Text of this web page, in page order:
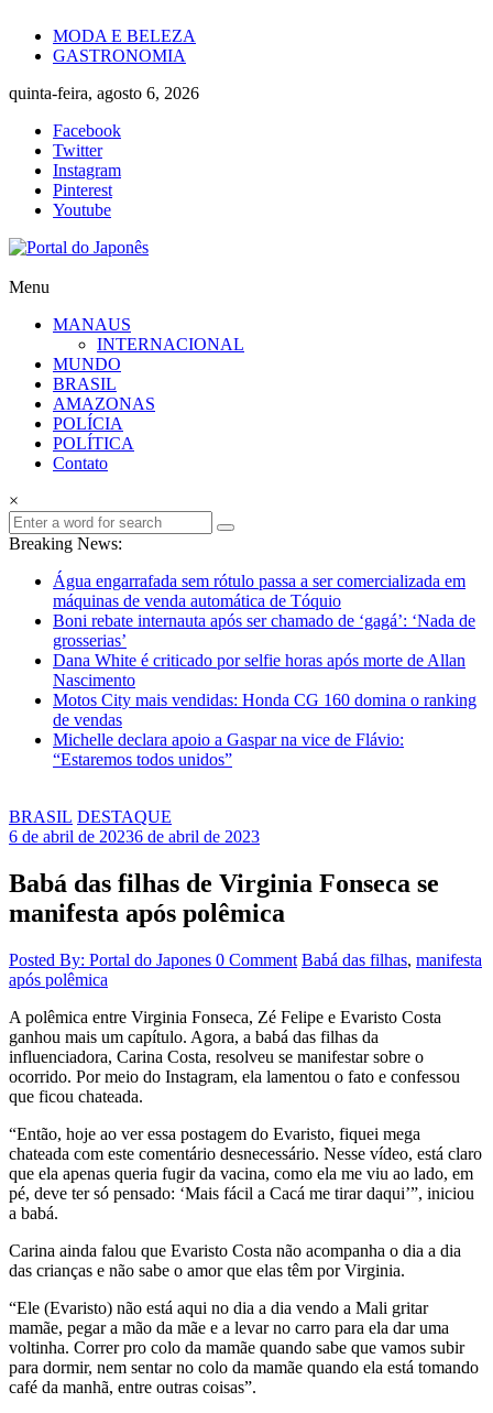
content
MODA E BELEZA
GASTRONOMIA
quinta-feira, agosto 6, 2026
Facebook
Twitter
Instagram
Pinterest
Youtube
Portal
Japonês
Japão
mais
perto
Menu
MANAUS
INTERNACIONAL
MUNDO
BRASIL
AMAZONAS
POLÍCIA
POLÍTICA
Contato
×
Breaking News:
Água engarrafada sem rótulo passa a ser comercializada em
máquinas de venda automática de Tóquio
Boni rebate internauta após ser chamado de ‘gagá’: ‘Nada de
grosserias’
Dana White é criticado por selfie horas após morte de Allan
Nascimento
Motos City mais vendidas: Honda CG 160 domina o ranking
de vendas
Michelle declara apoio a Gaspar na vice de Flávio:
“Estaremos todos unidos”
BRASIL DESTAQUE
6 de abril de 20236 de abril de 2023
Babá das filhas de Virginia Fonseca se
manifesta após polêmica
Posted By: Portal do Japones 0 Comment Babá das filhas, manifesta
após polêmica
A polêmica entre Virginia Fonseca, Zé Felipe e Evaristo Costa
ganhou mais um capítulo. Agora, a babá das filhas da
influenciadora, Carina Costa, resolveu se manifestar sobre o
ocorrido. Por meio do Instagram, ela lamentou o fato e confessou
que ficou chateada.
“Então, hoje ao ver essa postagem do Evaristo, fiquei mega
chateada com este comentário desnecessário. Nesse vídeo, está claro
que ela apenas queria fugir da vacina, como ela me viu ao lado, em
pé, deve ter só pensado: ‘Mais fácil a Cacá me tirar daqui’”, iniciou
a babá.
Carina ainda falou que Evaristo Costa não acompanha o dia a dia
das crianças e não sabe o amor que elas têm por Virginia.
“Ele (Evaristo) não está aqui no dia a dia vendo a Mali gritar
mamãe, pegar a mão da mãe e a levar no carro para ela dar uma
voltinha. Correr pro colo da mamãe quando sabe que vamos subir
para dormir, nem sentar no colo da mamãe quando ela está tomando
café da manhã, entre outras coisas”.